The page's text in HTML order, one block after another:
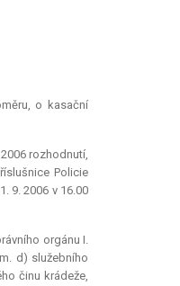
o kasační
rozhodnutí,
Policie
9. 2006 v 16.00
orgánu I.
d) služebního
činu krádeže,